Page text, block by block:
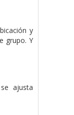
y
grupo. Y
ajusta